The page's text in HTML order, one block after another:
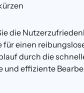
die
für einen
durch die
und effiziente